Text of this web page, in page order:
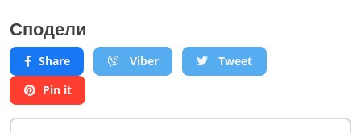
Сподели
Share Viber
Tweet
Pin it